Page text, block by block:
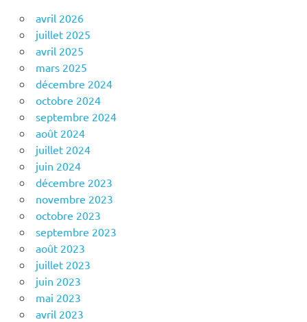
avril 2026
juillet 2025
avril 2025
mars 2025
décembre 2024
octobre 2024
septembre 2024
août 2024
juillet 2024
juin 2024
décembre 2023
novembre 2023
octobre 2023
septembre 2023
août 2023
juillet 2023
juin 2023
mai 2023
avril 2023